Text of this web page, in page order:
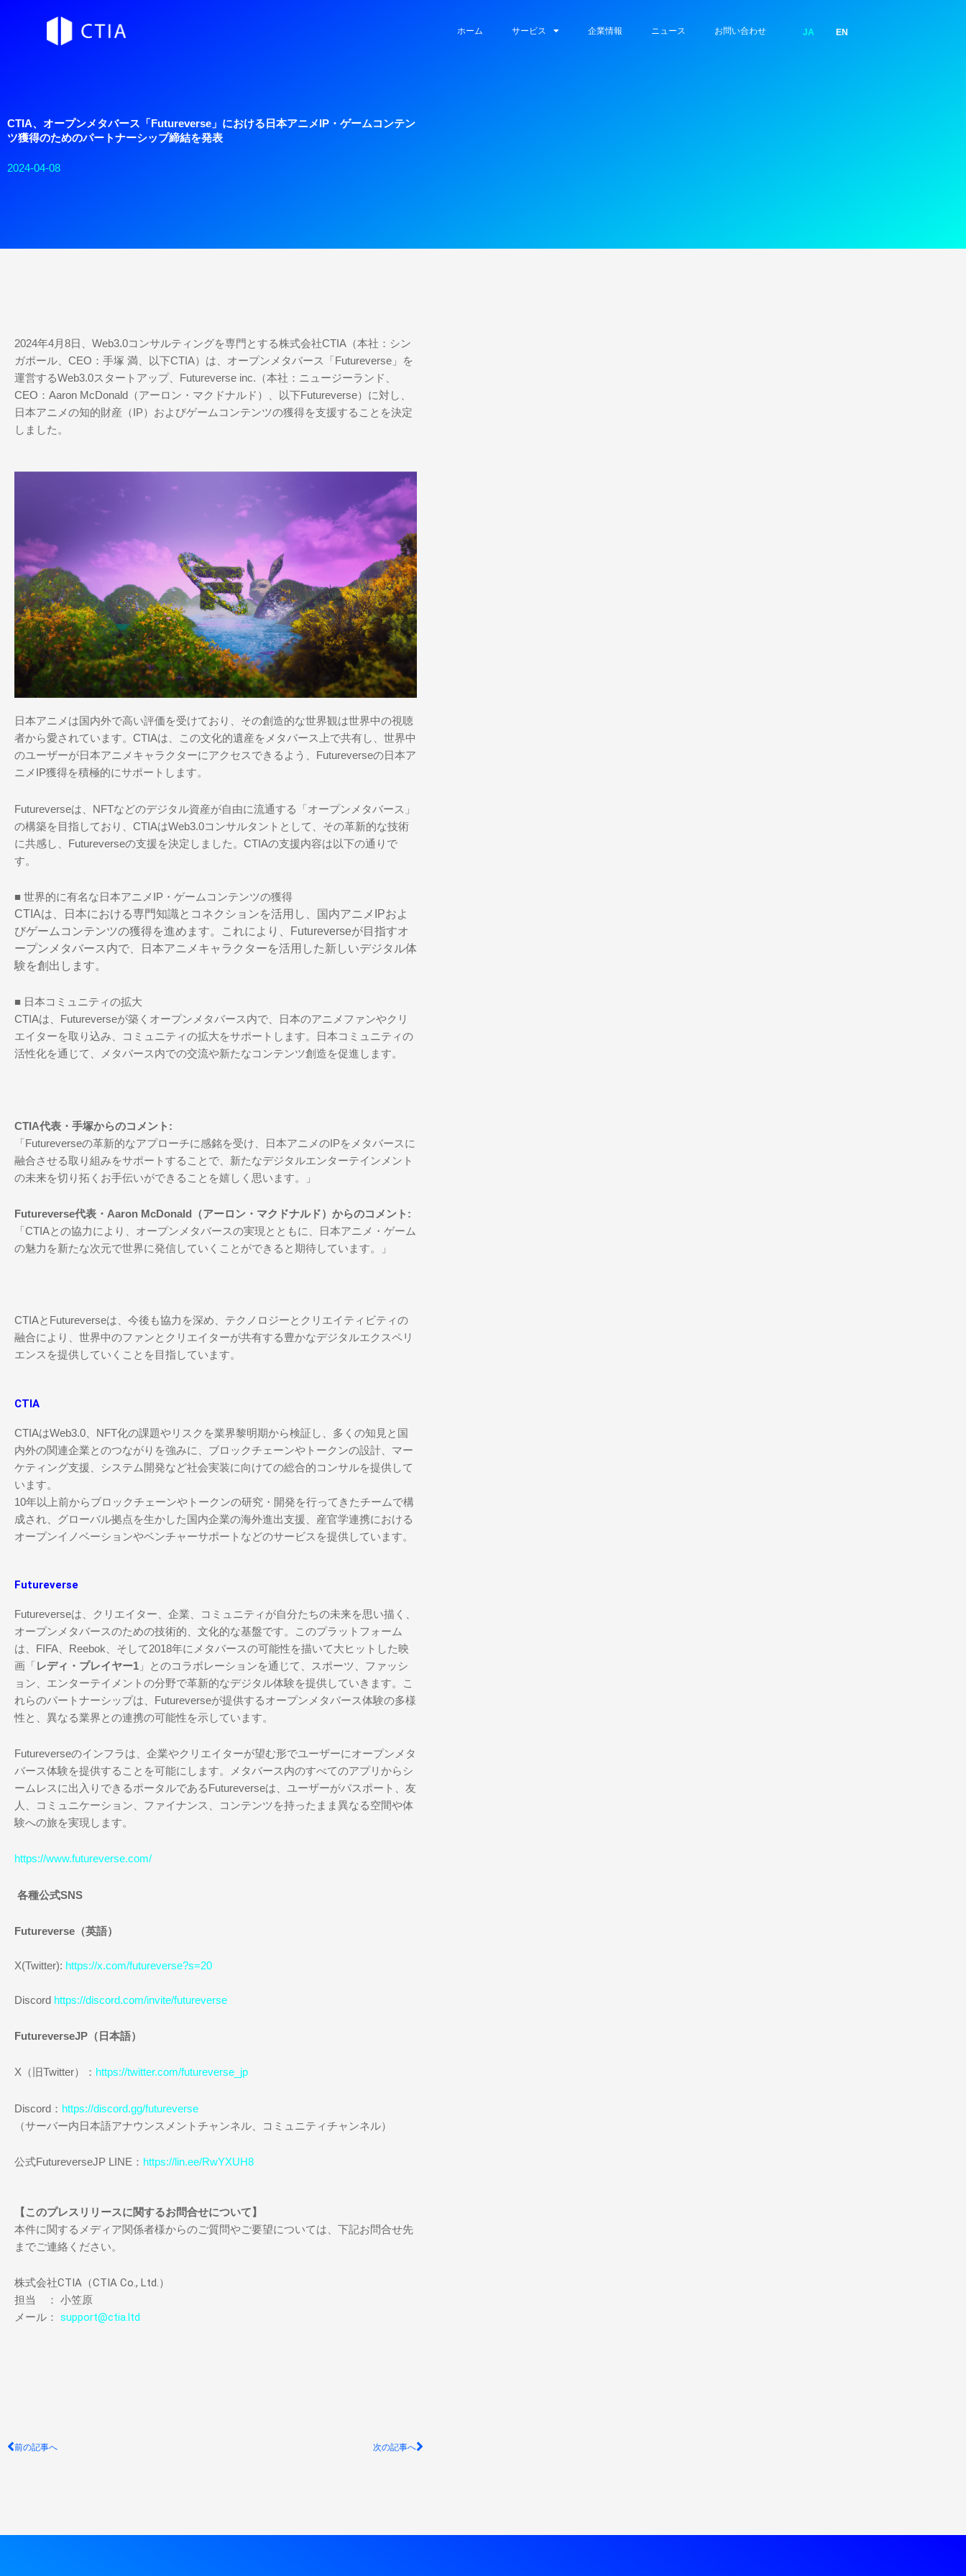
ホーム サービス 企業情報 ニュース お問い合わせ JA EN
CTIA、オープンメタバース「Futureverse」における日本アニメIP・ゲームコンテン
ツ獲得のためのパートナーシップ締結を発表
2024-04-08
2024年4月8日、Web3.0コンサルティングを専門とする株式会社CTIA（本社：シン
ガポール、CEO：手塚 満、以下CTIA）は、オープンメタバース「Futureverse」を
運営するWeb3.0スタートアップ、Futureverse inc.（本社：ニュージーランド、
CEO：Aaron McDonald（アーロン・マクドナルド）、以下Futureverse）に対し、
日本アニメの知的財産（IP）およびゲームコンテンツの獲得を支援することを決定
しました。
日本アニメは国内外で高い評価を受けており、その創造的な世界観は世界中の視聴
者から愛されています。CTIAは、この文化的遺産をメタバース上で共有し、世界中
のユーザーが日本アニメキャラクターにアクセスできるよう、Futureverseの日本ア
ニメIP獲得を積極的にサポートします。
Futureverseは、NFTなどのデジタル資産が自由に流通する「オープンメタバース」
の構築を目指しており、CTIAはWeb3.0コンサルタントとして、その革新的な技術
に共感し、Futureverseの支援を決定しました。CTIAの支援内容は以下の通りで
す。
■ 世界的に有名な日本アニメIP・ゲームコンテンツの獲得
CTIAは、日本における専門知識とコネクションを活用し、国内アニメIPおよ
びゲームコンテンツの獲得を進めます。これにより、Futureverseが目指すオ
ープンメタバース内で、日本アニメキャラクターを活用した新しいデジタル体
験を創出します。
■ 日本コミュニティの拡大
CTIAは、Futureverseが築くオープンメタバース内で、日本のアニメファンやクリ
エイターを取り込み、コミュニティの拡大をサポートします。日本コミュニティの
活性化を通じて、メタバース内での交流や新たなコンテンツ創造を促進します。
CTIA代表・手塚からのコメント:
「Futureverseの革新的なアプローチに感銘を受け、日本アニメのIPをメタバースに
融合させる取り組みをサポートすることで、新たなデジタルエンターテインメント
の未来を切り拓くお手伝いができることを嬉しく思います。」
Futureverse代表・Aaron McDonald（アーロン・マクドナルド）からのコメント:
「CTIAとの協力により、オープンメタバースの実現とともに、日本アニメ・ゲーム
の魅力を新たな次元で世界に発信していくことができると期待しています。」
CTIAとFutureverseは、今後も協力を深め、テクノロジーとクリエイティビティの
融合により、世界中のファンとクリエイターが共有する豊かなデジタルエクスペリ
エンスを提供していくことを目指しています。
CTIA
CTIAはWeb3.0、NFT化の課題やリスクを業界黎明期から検証し、多くの知見と国
内外の関連企業とのつながりを強みに、ブロックチェーンやトークンの設計、マー
ケティング支援、システム開発など社会実装に向けての総合的コンサルを提供して
います。
10年以上前からブロックチェーンやトークンの研究・開発を行ってきたチームで構
成され、グローバル拠点を生かした国内企業の海外進出支援、産官学連携における
オープンイノベーションやベンチャーサポートなどのサービスを提供しています。
Futureverse
Futureverseは、クリエイター、企業、コミュニティが自分たちの未来を思い描く、
オープンメタバースのための技術的、文化的な基盤です。こ のプラットフォーム
は、FIFA、Reebok、そして2018年にメタバースの可能性を描いて大ヒットした映
画「レディ・プレイヤー1 」とのコラボレーションを通じて、スポーツ、ファッシ
ョン、エンターテイメントの分野で革新的なデジタル体験を提供していきます。こ
れらのパートナーシップは、Futureverseが提供するオープンメタバース体験の多様
性と、異なる業界との連携の可能性を示しています。
Futureverseのインフラは、企業やクリエイターが望む形でユーザーにオープンメタ
バース体験を提供することを可能にします。メタバース内のすべてのアプリからシ
ームレスに出入りできるポータルであるFutureverseは、ユーザーがパスポート、友
人、コミュニケーション、ファイナンス、コンテンツを持ったまま異なる空間や体
験への旅を実現します。
https://www.futureverse.com/
各種公式SNS
Futureverse（英語）
X(Twitter): https://x.com/futureverse?s=20
Discord https://discord.com/invite/futureverse
FutureverseJP（日本語）
X（旧Twitter）： https://twitter.com/futureverse_jp
Discord： https://discord.gg/futureverse
（サーバー内日本語アナウンスメントチャンネル、コミュニティチャンネル）
公式FutureverseJP LINE： https://lin.ee/RwYXUH8
【このプレスリリースに関するお問合せについて】
本件に関するメディア関係者様からのご質問やご要望については、下記お問合せ先
までご連絡ください。
株式会社CTIA（CTIA Co., Ltd.）
担当 ： 小笠原
メール： support@ctia.ltd
Prev
前の記事へ 次の記事へNext